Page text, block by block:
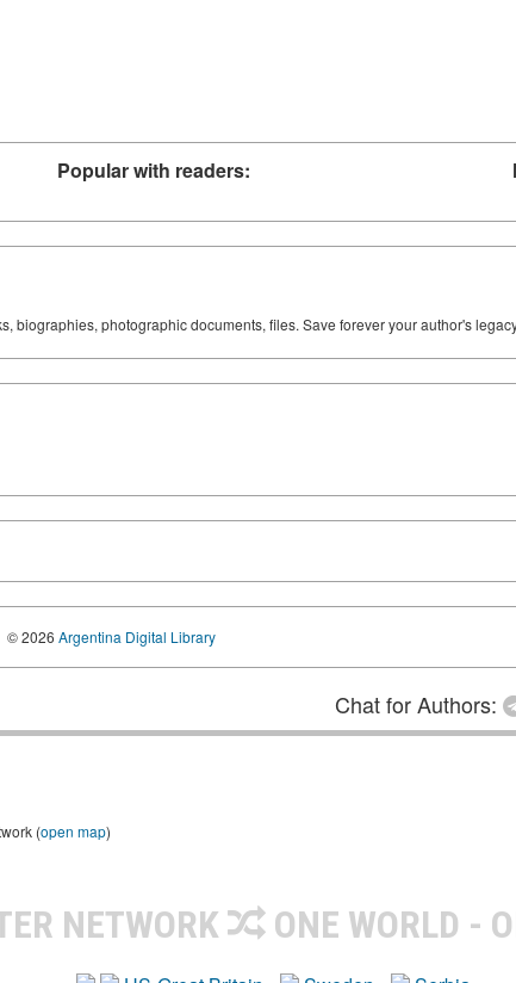
Popular with readers:
biographies, photographic documents, files. Save forever your author's
© 2026 Argentina Digital Library
Chat for Authors:
(open map)
NETWORK ONE WORLD -